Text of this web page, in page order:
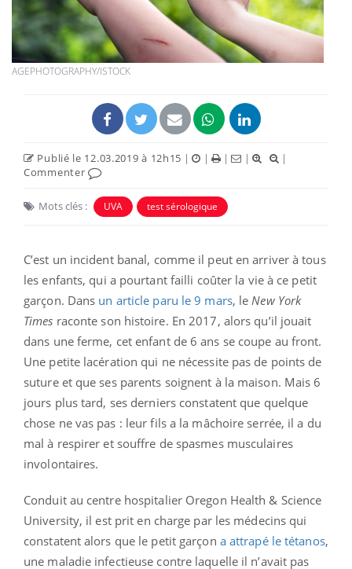
AGEPHOTOGRAPHY/ISTOCK
Publié le 12.03.2019 à 12h15 | | | |
|
Commenter
Mots clés : UVA test sérologique
C’est un incident banal, comme il peut en arriver à tous
les enfants, qui a pourtant failli coûter la vie à ce petit
garçon. Dans un article paru le 9 mars, leNew York
Times raconte son histoire. En 2017, alors qu’il jouait
dans une ferme, cet enfant de 6 ans se coupe au front.
Une petite lacération qui ne nécessite pas de points de
suture et que ses parents soignent à la maison. Mais 6
jours plus tard, ses derniers constatent que quelque
chose ne vas pas : leur fils a la mâchoire serrée, il a du
mal à respirer et souffre de spasmes musculaires
involontaires.
Conduit au centre hospitalier Oregon Health & Science
University, il est prit en charge par les médecins qui
constatent alors que le petit garçon a attrapé le tétanos,
une maladie infectieuse contre laquelle il n’avait pas